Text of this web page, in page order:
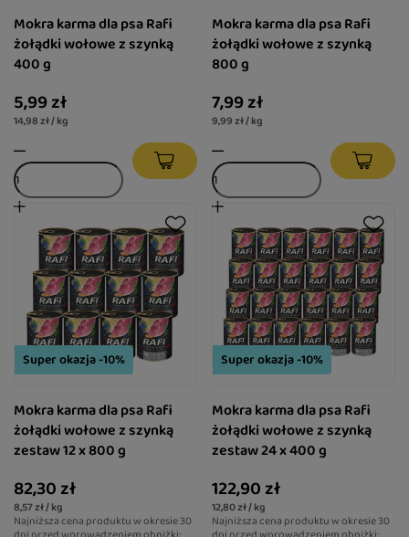
Mokra karma dla psa Rafi
żołądki wołowe z szynką
400 g
5,99 zł
14,98 zł / kg
Mokra karma dla psa Rafi
żołądki wołowe z szynką
800 g
7,99 zł
9,99 zł / kg
Super okazja -10%
Mokra karma dla psa Rafi
żołądki wołowe z szynką
zestaw 12 x 800 g
82,30 zł
8,57 zł / kg
Najniższa cena produktu w okresie 30
Super okazja -10%
Mokra karma dla psa Rafi
żołądki wołowe z szynką
zestaw 24 x 400 g
122,90 zł
12,80 zł / kg
Najniższa cena produktu w okresie 30